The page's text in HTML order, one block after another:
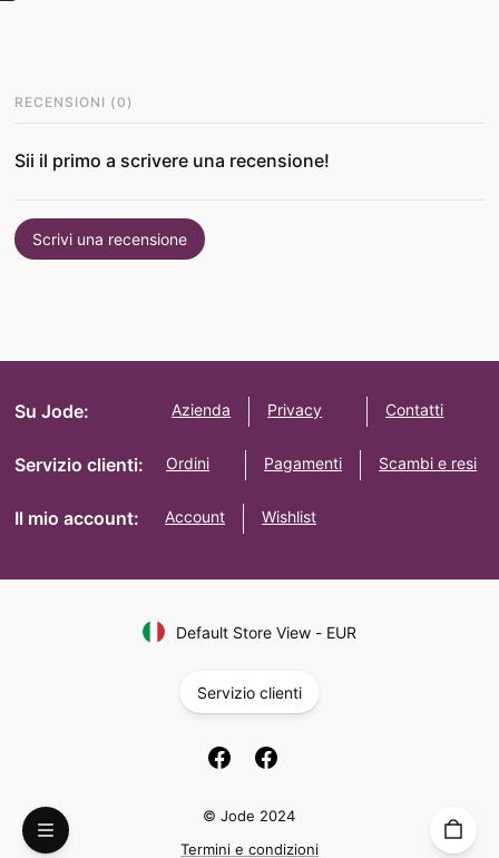
RECENSIONI (0 )
Sii il primo a scrivere una recensione!
Scrivi una recensione
Su Jode: Azienda Privacy Contatti
Servizio clienti: Ordini Pagamenti Scambi e resi
Il mio account: Account Wishlist
Default Store View- EUR
Servizio clienti
© Jode 2024
Termini e condizioni